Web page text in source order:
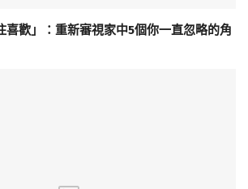
喜歡」：重新審視家中5個你一直忽略的角